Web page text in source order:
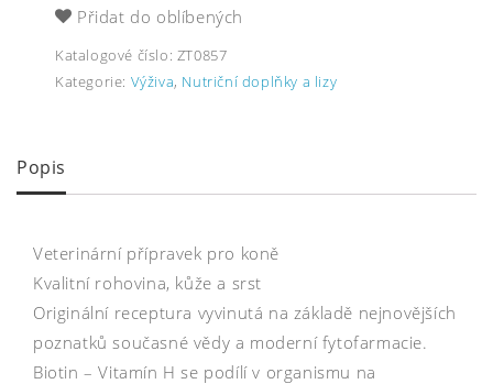
Přidat do oblíbených
Katalogové číslo: ZT0857
Kategorie: Výživa, Nutriční doplňky a lizy
Popis
Veterinární přípravek pro koně
Kvalitní rohovina, kůže a srst
Originální receptura vyvinutá na základě nejnovějších
poznatků současné vědy a moderní fytofarmacie.
Biotin – Vitamín H se podílí v organismu na